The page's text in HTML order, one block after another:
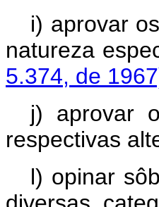
i) aprovar
natureza
5.374, de
j) aprovar
respectivas
l) opinar